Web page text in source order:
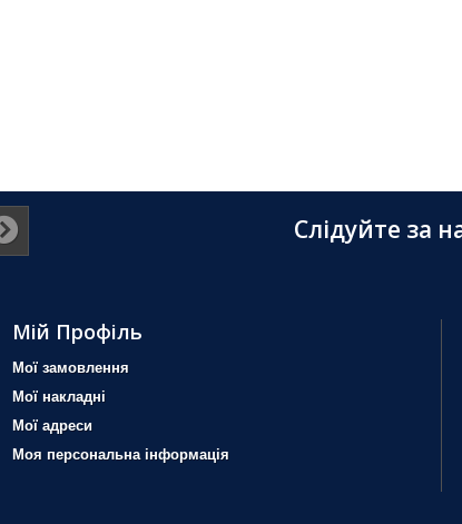
Слідуйте за
Мій Профіль
Мої замовлення
Мої накладні
Мої адреси
Моя персональна інформація